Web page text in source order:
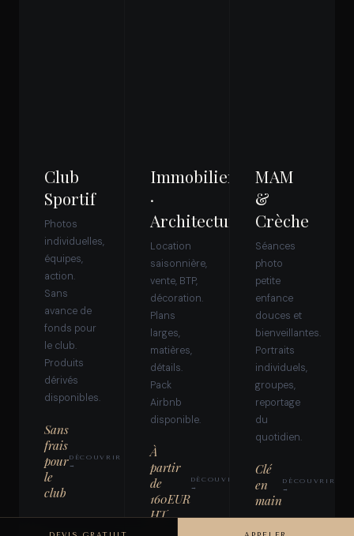
Club
Sportif
Photos
individuelles,
équipes,
action.
Sans
avance de
fonds pour
le club.
Produits
dérivés
disponibles.
Sans
frais
pour
le
club
DÉCOUVRIR
→
Immobilier
·
Architecture
Location
saisonnière,
vente, BTP,
décoration.
Plans
larges,
matières,
détails.
Pack
Airbnb
disponible.
À
partir
de
160EUR
HT
DÉCOUVRIR
→
MAM
&
Crèche
Séances
photo
petite
enfance
douces et
bienveillantes.
Portraits
individuels,
groupes,
reportage
du
quotidien.
Clé
en
main
DÉCOUVRIR
→